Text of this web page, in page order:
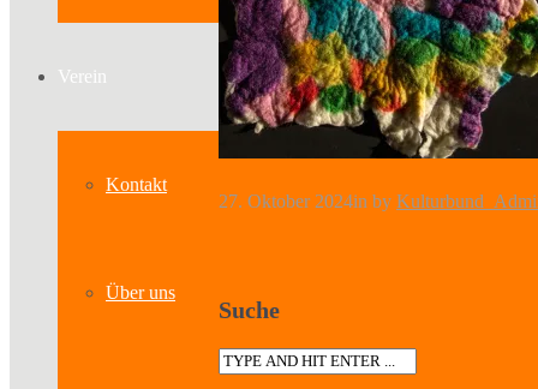
Verein
Kontakt
Über uns
27. Oktober 2024in by
Suche